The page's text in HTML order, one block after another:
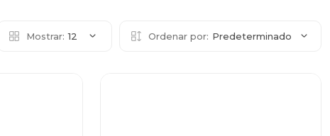
Mostrar: 12 Ordenar por: Predeterminado